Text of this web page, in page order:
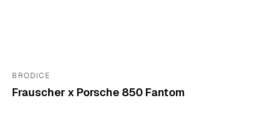
BRODICE
Frauscher x Porsche 850 Fantom